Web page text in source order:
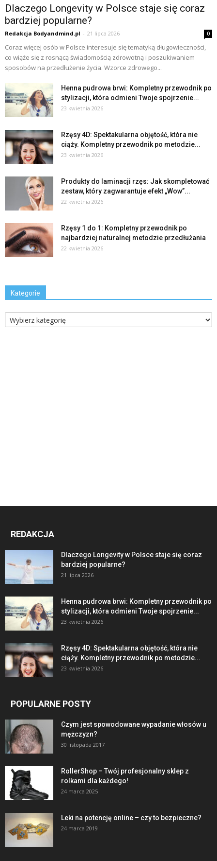
Dlaczego Longevity w Polsce staje się coraz
bardziej popularne?
Redakcja Bodyandmind.pl - 21 lipca 2026 0
Coraz więcej osób w Polsce interesuje się tematyką długowieczności,
co wiąże się z rosnącą świadomością zdrowotną i poszukiwaniem
sposobów na przedłużenie życia. Wzorce zdrowego...
Henna pudrowa brwi: Kompletny przewodnik po
stylizacji, która odmieni Twoje spojrzenie...
23 kwietnia 2026
Rzęsy 4D: Spektakularna objętość, która nie
ciąży. Kompletny przewodnik po metodzie...
23 kwietnia 2026
Produkty do laminacji rzęs: Jak skompletować
zestaw, który zagwarantuje efekt „Wow”...
22 kwietnia 2026
Rzęsy 1 do 1: Kompletny przewodnik po
najbardziej naturalnej metodzie przedłużania
22 kwietnia 2026
Kategorie
Kategorie
REDAKCJA
Dlaczego Longevity w Polsce staje się coraz
bardziej popularne?
21 lipca 2026
Henna pudrowa brwi: Kompletny przewodnik po
stylizacji, która odmieni Twoje spojrzenie...
23 kwietnia 2026
Rzęsy 4D: Spektakularna objętość, która nie
ciąży. Kompletny przewodnik po metodzie...
23 kwietnia 2026
POPULARNE POSTY
Czym jest spowodowane wypadanie włosów u
mężczyzn?
30 listopada 2017
RollerShop – Twój profesjonalny sklep z
rolkami dla każdego!
24 marca 2025
Leki na potencję online – czy to bezpieczne?
24 marca 2019